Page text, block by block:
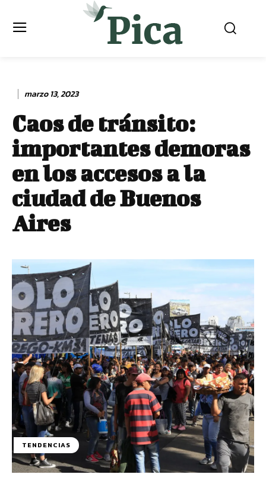
marzo 13, 2023
Caos de tránsito:
importantes demoras
en los accesos a la
ciudad de Buenos
Aires
TENDENCIAS